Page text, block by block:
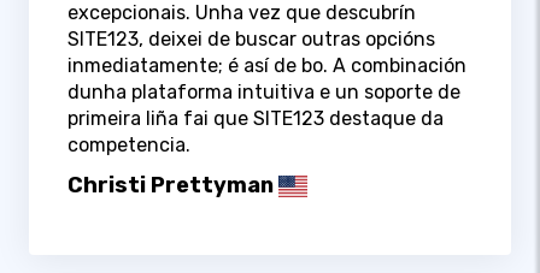
excepcionais. Unha vez que descubrín
SITE123, deixei de buscar outras opcións
inmediatamente; é así de bo. A combinación
dunha plataforma intuitiva e un soporte de
primeira liña fai que SITE123 destaque da
competencia.
Christi Prettyman